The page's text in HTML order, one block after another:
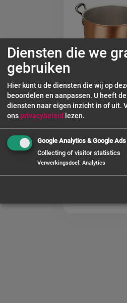
SARO
18 cm -
Liter
€
Diensten die we
gebruiken
Hier kunt u de diensten die wij op
beoordelen en aanpassen. U heeft
diensten naar eigen inzicht in of uit.
onsprivacybeleid lezen.
Google Analytics & Google
Collecting of visitor statistics
Verwerkingsdoel : Analytics